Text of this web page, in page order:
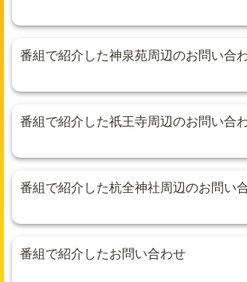
番組で紹介した神泉苑周辺のお問い合
番組で紹介した祇王寺周辺のお問い合
番組で紹介した杭全神社周辺のお問い
番組で紹介したお問い合わせ